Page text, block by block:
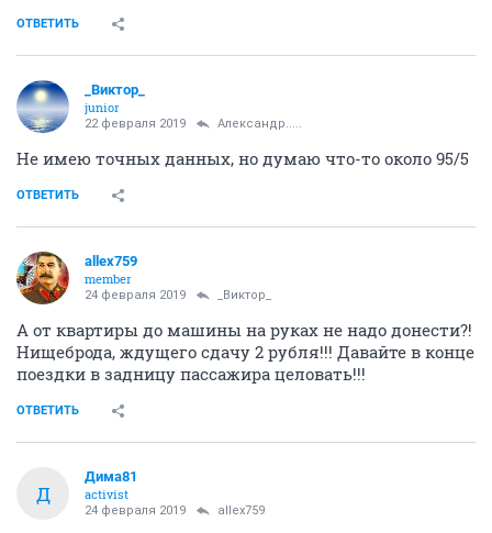
ОТВЕТИТЬ
_Виктор_
juniоr
22 февраля 2019 Александр.....
Не имею точных данных, но думаю что-то около 95/5
ОТВЕТИТЬ
allex759
member
24 февраля 2019 _Виктор_
А от квартиры до машины на руках не надо донести?!
Нищеброда, ждущего сдачу 2 рубля!!! Давайте в конце
поездки в задницу пассажира целовать!!!
ОТВЕТИТЬ
Д
Дима81
activist
24 февраля 2019 allex759